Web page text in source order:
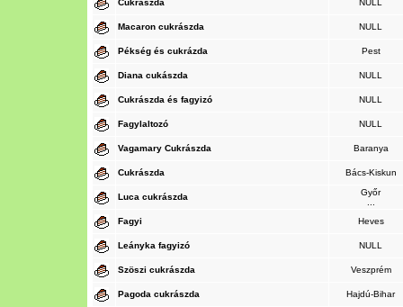
Cukrászda NULL
Macaron cukrászda NULL
Pékség és cukrázda Pest
Diana cukászda NULL
Cukrászda és fagyizó NULL
Fagylaltozó NULL
Vagamary Cukrászda Baranya
Cukrászda Bács-Kiskun
Luca cukrászda
Győr
Fagyi
Heves
Leányka fagyizó NULL
Szöszi cukrászda Veszprém
Pagoda cukrászda Hajdú-Bihar